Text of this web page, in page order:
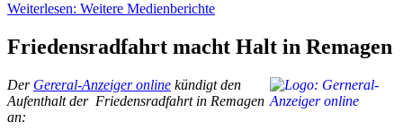
Weiterlesen: Weitere Medienberichte
Friedensradfahrt macht Halt in Remagen
Der Gereral-Anzeiger online kündigt den
Aufenthalt der Friedensradfahrt in Remagen
an: